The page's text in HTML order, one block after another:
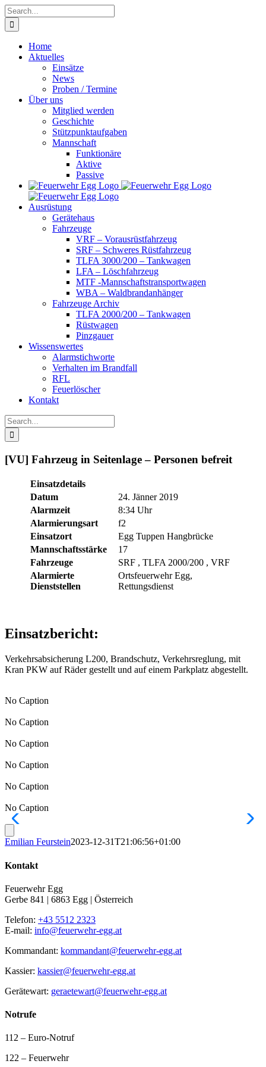
Skip
to
content
Search
for:
Home
Aktuelles
Einsätze
News
Proben / Termine
Über uns
Mitglied werden
Geschichte
Stützpunktaufgaben
Mannschaft
Funktionäre
Aktive
Passive
Ausrüstung
Gerätehaus
Fahrzeuge
VRF – Vorausrüstfahrzeug
SRF – Schweres Rüstfahrzeug
TLFA 3000/200 – Tankwagen
LFA – Löschfahrzeug
MTF -Mannschaftstransportwagen
WBA – Waldbrandanhänger
Fahrzeuge Archiv
TLFA 2000/200 – Tankwagen
Rüstwagen
Pinzgauer
Wissenswertes
Alarmstichworte
Verhalten im Brandfall
RFL
Feuerlöscher
Kontakt
Search
for:
[VU] Fahrzeug in Seitenlage – Personen befreit
Einsatzdetails
Datum
24. Jänner 2019
Alarmzeit
8:34 Uhr
Alarmierungsart
f2
Einsatzort
Egg Tuppen Hangbrücke
Mannschaftsstärke
17
Fahrzeuge
SRF , TLFA 2000/200 , VRF
Alarmierte
Dienststellen
Ortsfeuerwehr Egg,
Rettungsdienst
Einsatzbericht:
Verkehrsabsicherung L200, Brandschutz, Verkehrsreglung, mit
Kran PKW auf Räder gestellt und auf einem Parkplatz abgestellt.
No Caption
No Caption
No Caption
No Caption
No Caption
No Caption
Emilian Feurstein2023-12-31T21:06:56+01:00
Kontakt
Feuerwehr Egg
Gerbe 841 | 6863 Egg | Österreich
Telefon: +43 5512 2323
E-mail: info@feuerwehr-egg.at
Kommandant: kommandant@feuerwehr-egg.at
Kassier: kassier@feuerwehr-egg.at
Gerätewart: geraetewart@feuerwehr-egg.at
Notrufe
112 – Euro-Notruf
122 – Feuerwehr